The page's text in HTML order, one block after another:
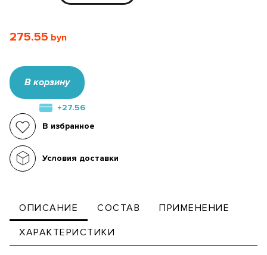
275.55
В корзину
+27.56
В избранное
Условия доставки
ОПИСАНИЕ СОСТАВ ПРИМЕНЕНИЕ
ХАРАКТЕРИСТИКИ